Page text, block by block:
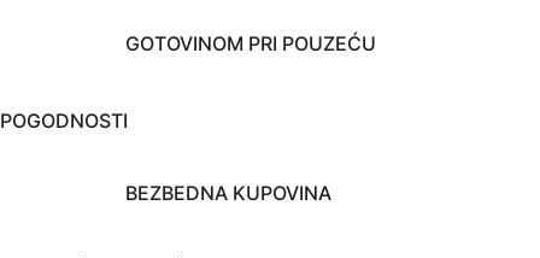
GOTOVINOM PRI POUZEĆU
POGODNOSTI
BEZBEDNA KUPOVINA